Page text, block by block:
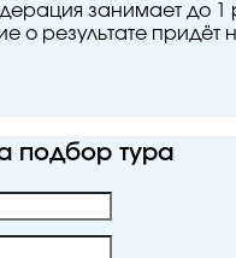
занимает до 1
о результате придёт
подбор тура